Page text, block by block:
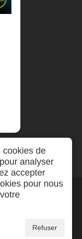
cookies de
analyser
accepter
pour nous
Refuser